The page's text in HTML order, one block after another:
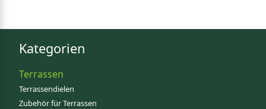
Kategorien
Terrassen
Terrassendielen
Zubehör für Terrassen